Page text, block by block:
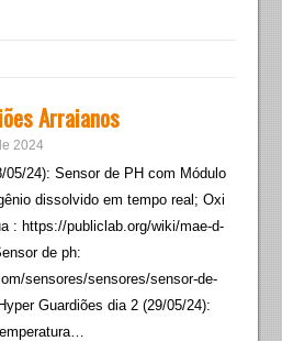
Arraianos
2024
05/24): Sensor de PH com Módulo
dissolvido em tempo real; Oxi
: https://publiclab.org/wiki/mae-d-
de ph:
sensores/sensores/sensor-de-
Guardiões dia 2 (29/05/24):